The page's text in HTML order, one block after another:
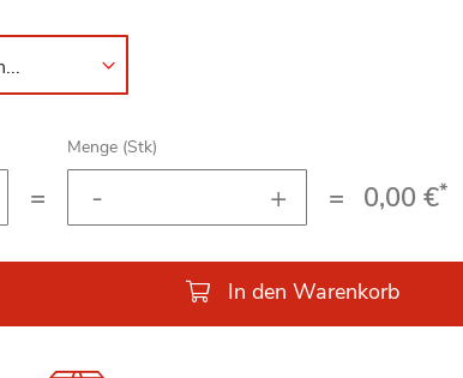
=
Menge (Stk)
= 0,00 €*
In den Warenkorb